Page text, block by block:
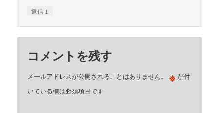
返信 ↓
コメントを残す
メールアドレスが公開されることはありません。 ※ が付
いている欄は必須項目です